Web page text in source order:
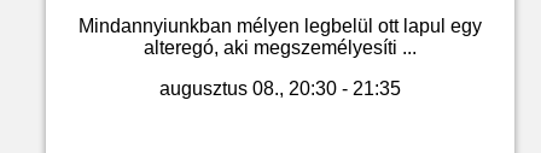
Mindannyiunkban mélyen legbelül ott lapul egy
alteregó, aki megszemélyesíti ...
augusztus 08., 20:30 - 21:35